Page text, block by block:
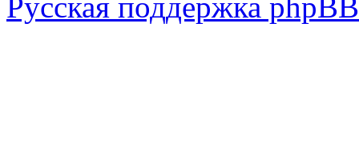
Русская поддержка phpBB